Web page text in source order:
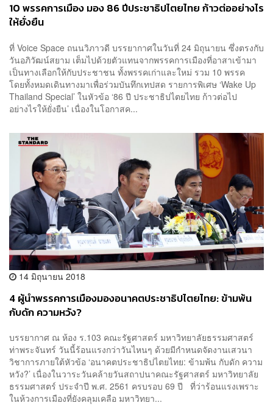
10 พรรคการเมือง มอง 86 ปีประชาธิปไตยไทย ก้าวต่ออย่างไร
ให้ยั่งยืน
ที่ Voice Space ถนนวิภาวดี บรรยากาศในวันที่ 24 มิถุนายน ซึ่งตรงกับ
วันอภิวัฒน์สยาม เต็มไปด้วยตัวแทนจากพรรคการเมืองที่อาสาเข้ามา
เป็นทางเลือกให้กับประชาชน ทั้งพรรคเก่าและใหม่ รวม 10 พรรค
โดยทั้งหมดเดินทางมาเพื่อร่วมบันทึกเทปสด รายการพิเศษ ‘Wake Up
Thailand Special’ ในหัวข้อ ‘86 ปี ประชาธิปไตยไทย ก้าวต่อไป
อย่างไรให้ยั่งยืน’ เนื่องในโอกาสค...
14 มิถุนายน 2018
4 ผู้นำพรรคการเมืองมองอนาคตประชาธิปไตยไทย: ข้ามพ้น
กับดัก ความหวัง?
บรรยากาศ ณ ห้อง ร.103 คณะรัฐศาสตร์ มหาวิทยาลัยธรรมศาสตร์
ท่าพระจันทร์ วันนี้ร้อนแรงกว่าวันไหนๆ ด้วยมีกำหนดจัดงานเสวนา
วิชาการภายใต้หัวข้อ ‘อนาคตประชาธิปไตยไทย: ข้ามพ้น กับดัก ความ
หวัง?’ เนื่องในวาระวันคล้ายวันสถาปนาคณะรัฐศาสตร์ มหาวิทยาลัย
ธรรมศาสตร์ ประจำปี พ.ศ. 2561 ครบรอบ 69 ปี ที่ว่าร้อนแรงเพราะ
ในห้วงการเมืองที่ยังคลุมเคลือ มหาวิทยา...